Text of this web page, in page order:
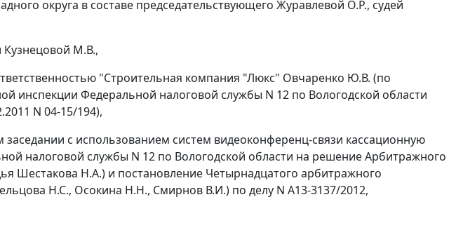
округа в составе председательствующего Журавлевой О.Р., судей
М.В.,
"Строительная компания "Люкс" Овчаренко Ю.В. (по
инспекции Федеральной налоговой службы N 12 по Вологодской области
N 04-15/194),
с использованием систем видеоконференц-связи кассационную
налоговой службы N 12 по Вологодской области на решениеАрбитражного
Шестакова Н.А.) и постановление Четырнадцатого арбитражного
Н.С., Осокина Н.Н., Смирнов В.И.) по делу N А13-3137/2012,